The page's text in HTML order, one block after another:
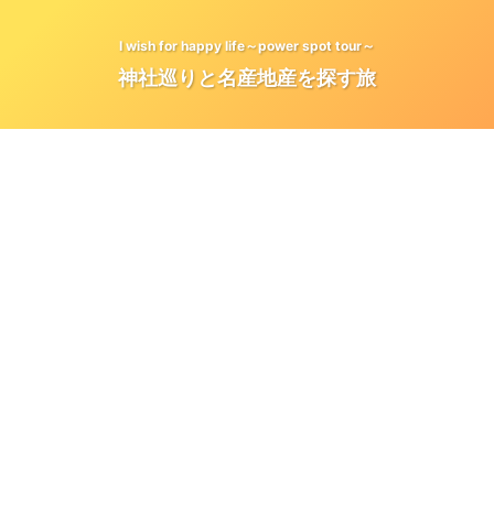
I wish for happy life～power spot tour～
神社巡りと名産地産を探す旅